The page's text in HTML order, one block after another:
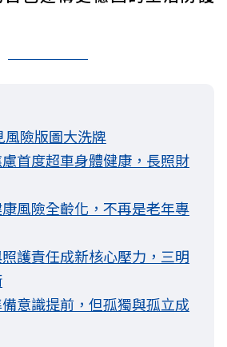
險版圖大洗牌
首度超車身體健康，長照財
風險全齡化，不再是老年專
護責任成新核心壓力，三明
意識提前，但孤獨與孤立成